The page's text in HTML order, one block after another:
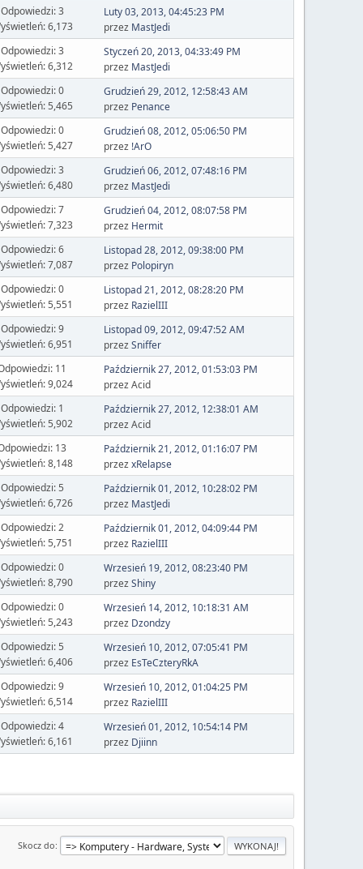
Odpowiedzi: 3
6,173
Luty 03, 2013, 04:45:23 PM
przez MastJedi
Odpowiedzi: 3
6,312
Styczeń 20, 2013, 04:33:49 PM
przez MastJedi
Odpowiedzi: 0
5,465
Grudzień 29, 2012, 12:58:43 AM
przez Penance
Odpowiedzi: 0
5,427
Grudzień 08, 2012, 05:06:50 PM
przez !ArO
Odpowiedzi: 3
6,480
Grudzień 06, 2012, 07:48:16 PM
przez MastJedi
Odpowiedzi: 7
7,323
Grudzień 04, 2012, 08:07:58 PM
przez Hermit
Odpowiedzi: 6
7,087
Listopad 28, 2012, 09:38:00 PM
przez Polopiryn
Odpowiedzi: 0
5,551
Listopad 21, 2012, 08:28:20 PM
przez RazielIII
Odpowiedzi: 9
6,951
Listopad 09, 2012, 09:47:52 AM
przezSniffer
11
9,024
Październik 27, 2012, 01:53:03 PM
przez Acid
Odpowiedzi: 1
5,902
Październik 27, 2012, 12:38:01 AM
przez Acid
13
8,148
Październik 21, 2012, 01:16:07 PM
przezxRelapse
Odpowiedzi: 5
6,726
Październik 01, 2012, 10:28:02 PM
przez MastJedi
Odpowiedzi: 2
5,751
Październik 01, 2012, 04:09:44 PM
przez RazielIII
Odpowiedzi: 0
8,790
Wrzesień 19, 2012, 08:23:40 PM
przezShiny
Odpowiedzi: 0
5,243
Wrzesień 14, 2012, 10:18:31 AM
przez Dzondzy
Odpowiedzi: 5
6,406
Wrzesień 10, 2012, 07:05:41 PM
przez EsTeCzteryRkA
Odpowiedzi: 9
6,514
Wrzesień 10, 2012, 01:04:25 PM
przez RazielIII
Odpowiedzi: 4
6,161
Wrzesień 01, 2012, 10:54:14 PM
przez Djiinn
Skocz do